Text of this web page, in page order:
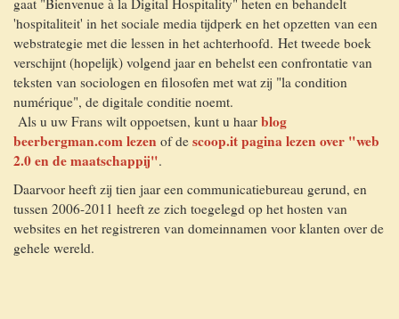
'hospitaliteit' in het sociale media tijdperk en het opzetten van een
webstrategie met die lessen in het achterhoofd. Het tweede boek
verschijnt (hopelijk) volgend jaar en behelst een confrontatie van
teksten van sociologen en filosofen met wat zij "la condition
numérique", de digitale conditie noemt.
Als u uw Frans wilt oppoetsen, kunt u haar blog
beerbergman.com lezen of de scoop.it pagina lezen over "web
2.0 en de maatschappij".
Daarvoor heeft zij tien jaar een communicatiebureau gerund, en
tussen 2006-2011 heeft ze zich toegelegd op het hosten van
websites en het registreren van domeinnamen voor klanten over de
gehele wereld.